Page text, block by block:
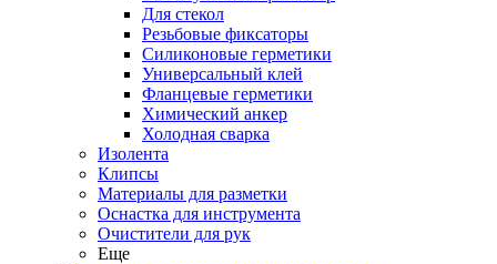
Для стекол
Резьбовые фиксаторы
Силиконовые герметики
Универсальный клей
Фланцевые герметики
Химический анкер
Холодная сварка
Изолента
Клипсы
Материалы для разметки
Оснастка для инструмента
Очистители для рук
Еще